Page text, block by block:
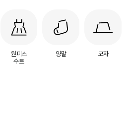
원피스
수트
양말 모자